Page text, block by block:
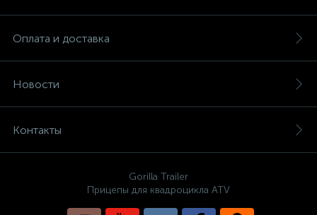
Оплата и доставка
Новости
Контакты
Gorilla Trailer
Прицепы для квадроцикла ATV